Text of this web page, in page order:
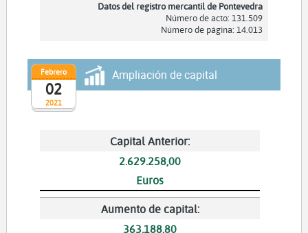
Datos del registro mercantil de Pontevedra
Número de acto: 131.509
Número de página: 14.013
2021
Febrero
02
Ampliación de capital
Capital Anterior:
2.629.258,00
Euros
Aumento de capital:
363.188,80